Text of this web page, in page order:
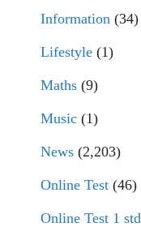
Information (34)
Lifestyle (1)
Maths (9)
Music (1)
News (2,203)
Online Test (46)
Online Test 1 std